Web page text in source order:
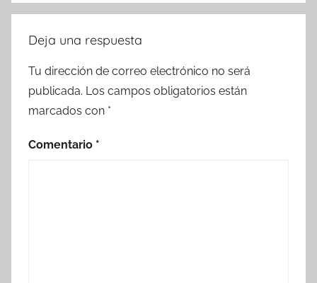
Deja una respuesta
Tu dirección de correo electrónico no será
publicada. Los campos obligatorios están
marcados con *
Comentario *